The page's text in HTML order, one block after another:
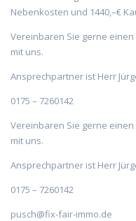
Nebenkosten und 1440,–€
Vereinbaren Sie gerne
mit uns.
Ansprechpartner ist Herr
0175 – 7260142
Vereinbaren Sie gerne
mit uns.
Ansprechpartner ist Herr
0175 – 7260142
pusch@fix-fair-immo.de